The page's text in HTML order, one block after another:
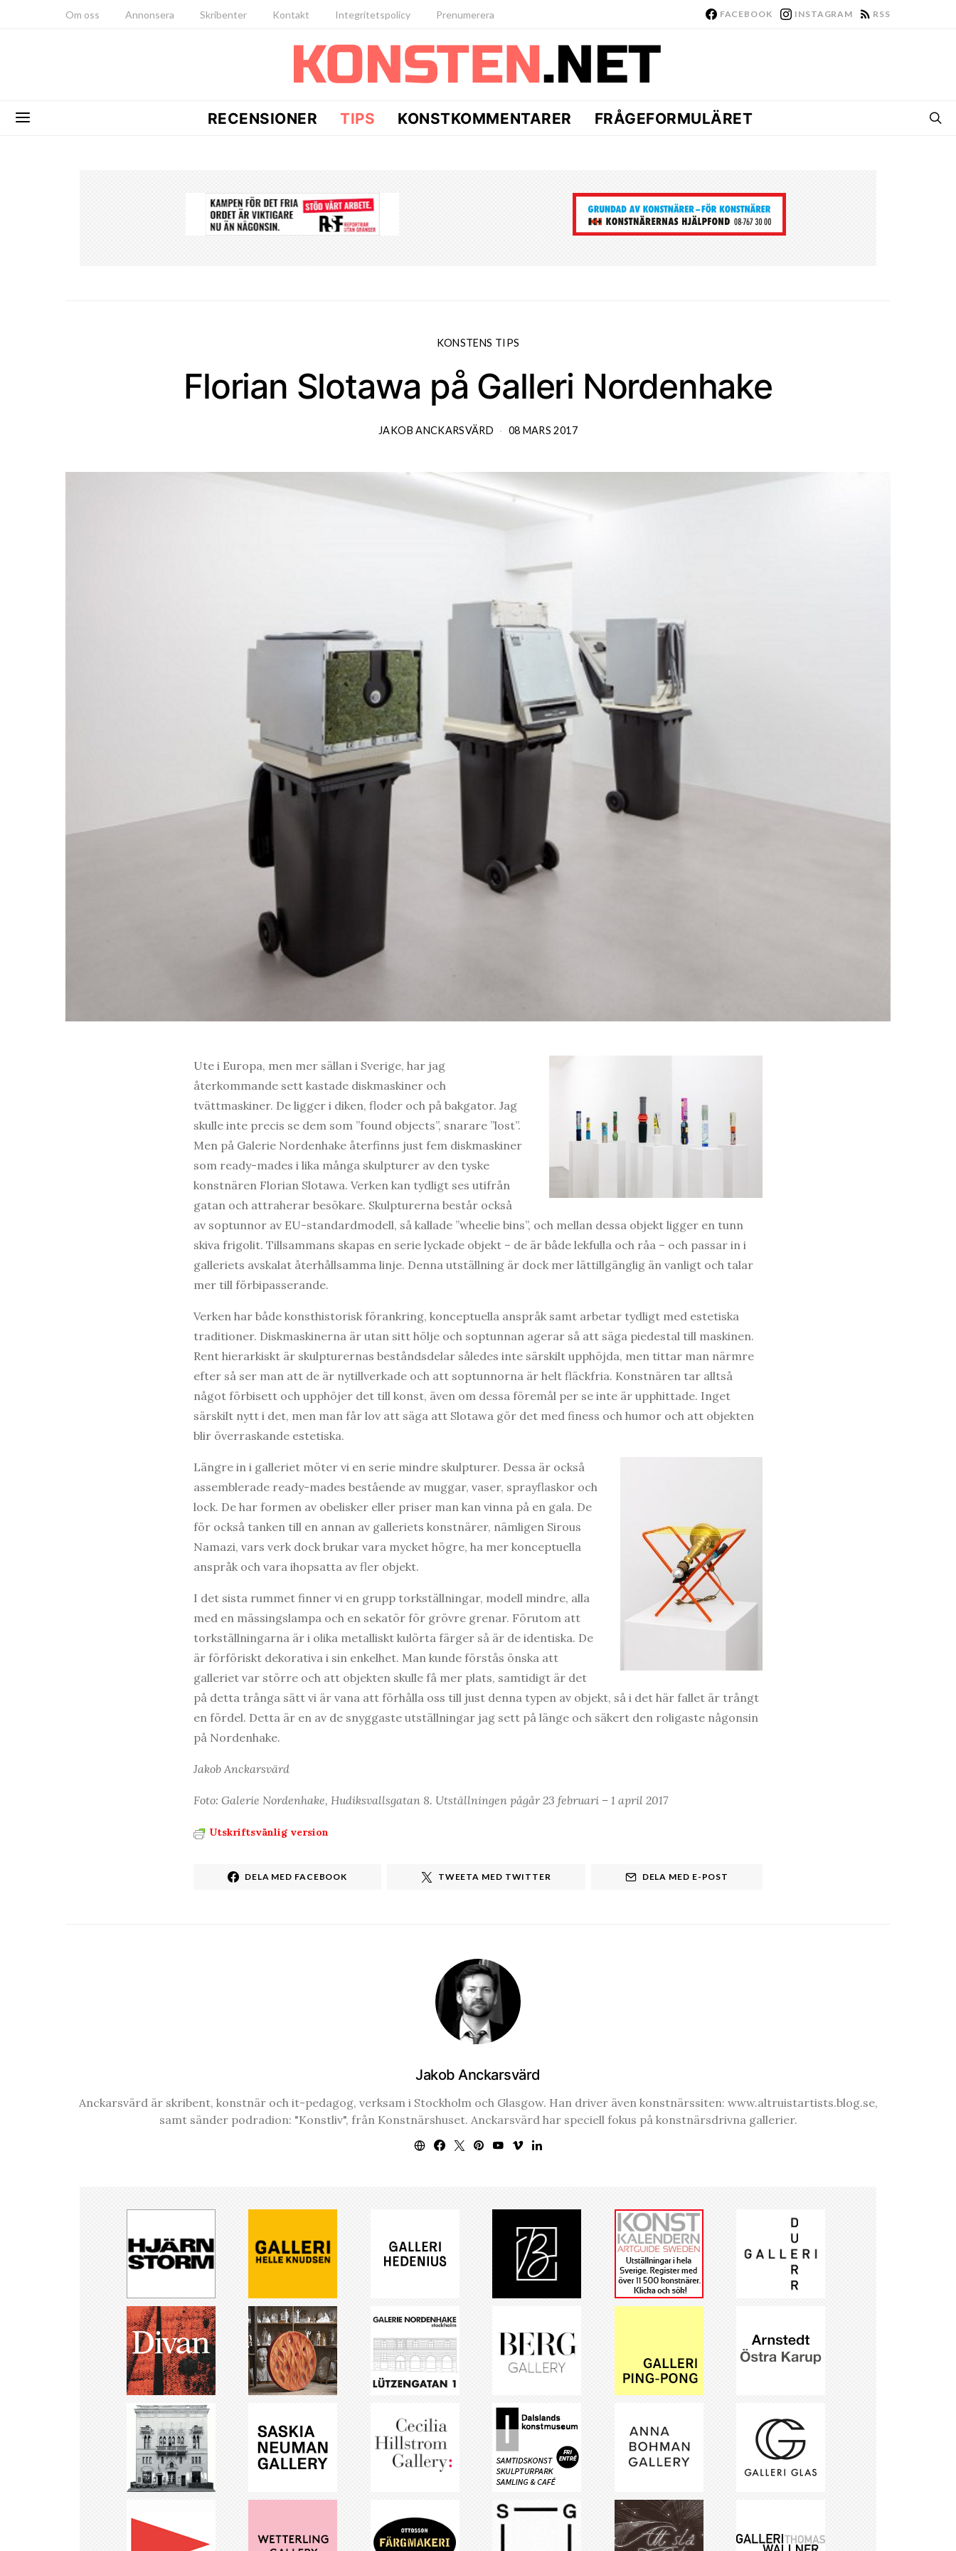
Om oss Annonsera Skribenter Kontakt Integritetspolicy Prenumerera FACEBOOK INSTAGRAM RSS
RECENSIONER TIPS KONSTKOMMENTARER FRÅGEFORMULÄRET
KONSTENS TIPS
Florian Slotawa på Galleri Nordenhake
JAKOB ANCKARSVÄRD 08 MARS 2017
Ute i Europa, men mer sällan i Sverige, har jag
återkommande sett kastade diskmaskiner och
tvättmaskiner. De ligger i diken, floder och på bakgator. Jag
skulle inte precis se dem som ”found objects”, snarare ”lost”.
Men på Galerie Nordenhake återfinns just fem diskmaskiner
som ready-mades i lika många skulpturer av den tyske
konstnären Florian Slotawa. Verken kan tydligt ses utifrån
gatan och attraherar besökare. Skulpturerna består också
av soptunnor av EU-standardmodell, så kallade ”wheelie bins”, och mellan dessa objekt ligger en tunn
skiva frigolit. Tillsammans skapas en serie lyckade objekt – de är både lekfulla och råa – och passar in i
galleriets avskalat återhållsamma linje. Denna utställning är dock mer lättillgänglig än vanligt och talar
mer till förbipasserande.
Verken har både konsthistorisk förankring, konceptuella anspråk samt arbetar tydligt med estetiska
traditioner. Diskmaskinerna är utan sitt hölje och soptunnan agerar så att säga piedestal till maskinen.
Rent hierarkiskt är skulpturernas beståndsdelar således inte särskilt upphöjda, men tittar man närmre
efter så ser man att de är nytillverkade och att soptunnorna är helt fläckfria. Konstnären tar alltså
något förbisett och upphöjer det till konst, även om dessa föremål per se inte är upphittade. Inget
särskilt nytt i det, men man får lov att säga att Slotawa gör det med finess och humor och att objekten
blir överraskande estetiska.
Längre in i galleriet möter vi en serie mindre skulpturer. Dessa är också
assemblerade ready-mades bestående av muggar, vaser, sprayflaskor och
lock. De har formen av obelisker eller priser man kan vinna på en gala. De
för också tanken till en annan av galleriets konstnärer, nämligen Sirous
Namazi, vars verk dock brukar vara mycket högre, ha mer konceptuella
anspråk och vara ihopsatta av fler objekt.
I det sista rummet finner vi en grupp torkställningar, modell mindre, alla
med en mässingslampa och en sekatör för grövre grenar. Förutom att
torkställningarna är i olika metalliskt kulörta färger så är de identiska. De
är förföriskt dekorativa i sin enkelhet. Man kunde förstås önska att
galleriet var större och att objekten skulle få mer plats, samtidigt är det
på detta trånga sätt vi är vana att förhålla oss till just denna typen av objekt, så i det här fallet är trångt
en fördel. Detta är en av de snyggaste utställningar jag sett på länge och säkert den roligaste någonsin
på Nordenhake.
Jakob Anckarsvärd
Foto: Galerie Nordenhake, Hudiksvallsgatan 8. Utställningen pågår 23 februari – 1 april 2017
Utskriftsvänlig version
DELA MED FACEBOOK TWEETA MED TWITTER DELA MED E-POST
Jakob Anckarsvärd
Anckarsvärd är skribent, konstnär och it-pedagog, verksam i Stockholm och Glasgow. Han driver även konstnärssiten: www.altruistartists.blog.se,
samt sänder podradion: "Konstliv", från Konstnärshuset. Anckarsvärd har speciell fokus på konstnärsdrivna gallerier.